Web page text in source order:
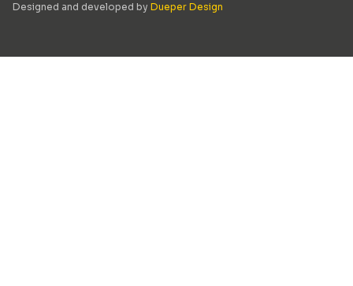
Designed and developed by Dueper Design